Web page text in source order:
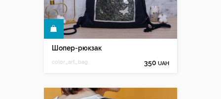
Шопер-рюкзак
color_art_bag 350 UAH